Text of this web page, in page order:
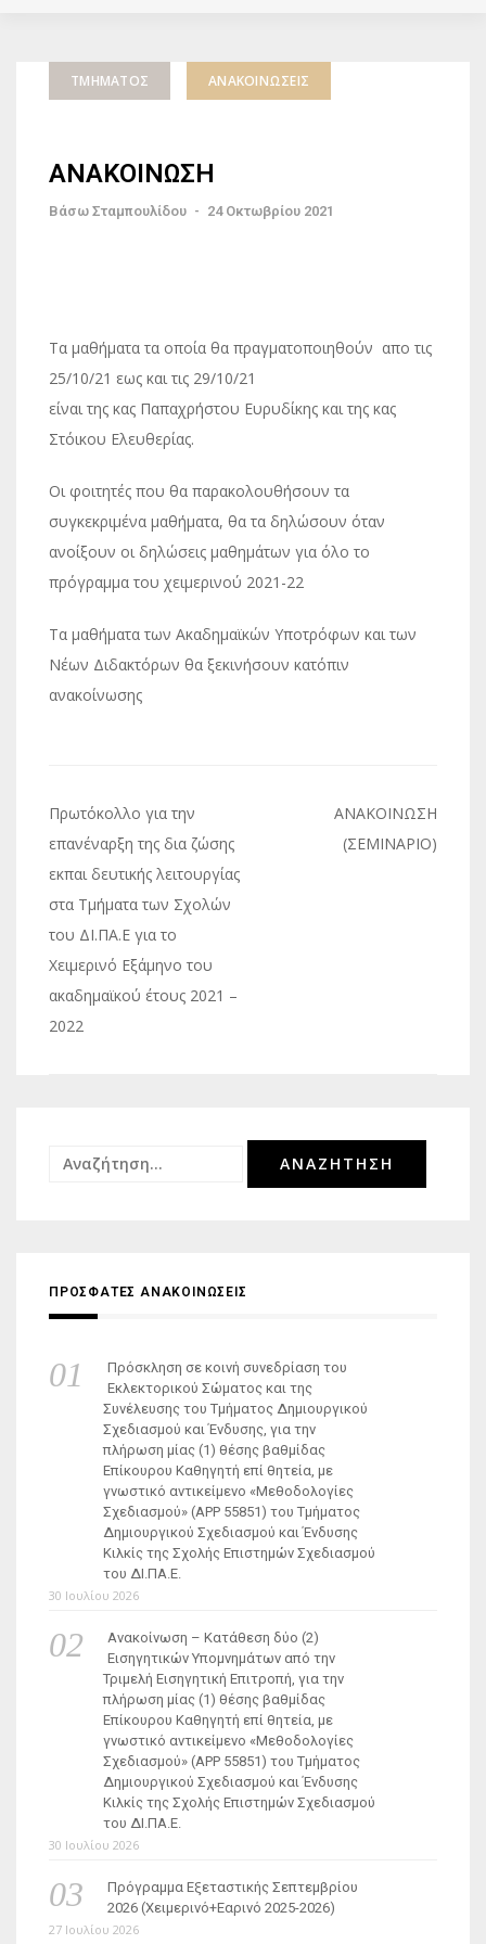
ΤΜΉΜΑΤΟΣ ΑΝΑΚΟΙΝΏΣΕΙΣ
ΑΝΑΚΟΙΝΩΣΗ
Βάσω Σταμπουλίδου - 24 Οκτωβρίου 2021
Τα μαθήματα τα οποία θα πραγματοποιηθούν απο τις
25/10/21 εως και τις 29/10/21
είναι της κας Παπαχρήστου Ευρυδίκης και της κας
Στόικου Ελευθερίας.
Οι φοιτητές που θα παρακολουθήσουν τα
συγκεκριμένα μαθήματα, θα τα δηλώσουν όταν
ανοίξουν οι δηλώσεις μαθημάτων για όλο το
πρόγραμμα του χειμερινού 2021-22
Τα μαθήματα των Ακαδημαϊκών Υποτρόφων και των
Νέων Διδακτόρων θα ξεκινήσουν κατόπιν
ανακοίνωσης
Πλοήγηση
άρθρων
Πρωτόκολλο για την
επανέναρξη της δια ζώσης
εκπαι δευτικής λειτουργίας
στα Τμήματα των Σχολών
του ΔΙ.ΠΑ.Ε για το
Χειμερινό Εξάμηνο του
ακαδημαϊκού έτους 2021 –
2022
ΑΝΑΚΟΙΝΩΣΗ
(ΣΕΜΙΝΑΡΙΟ)
Αναζήτηση
ΠΡΟΣΦΑΤΕΣ ΑΝΑΚΟΙΝΩΣΕΙΣ
Πρόσκληση σε κοινή συνεδρίαση του
Εκλεκτορικού Σώματος και της
Συνέλευσης του Τμήματος Δημιουργικού
Σχεδιασμού και Ένδυσης, για την
πλήρωση μίας (1) θέσης βαθμίδας
Επίκουρου Καθηγητή επί θητεία, με
γνωστικό αντικείμενο «Μεθοδολογίες
Σχεδιασμού» (ΑΡΡ 55851) του Τμήματος
Δημιουργικού Σχεδιασμού και Ένδυσης
Κιλκίς της Σχολής Επιστημών Σχεδιασμού
του ΔΙ.ΠΑ.Ε.
30 Ιουλίου 2026
Ανακοίνωση – Κατάθεση δύο (2)
Εισηγητικών Υπομνημάτων από την
Τριμελή Εισηγητική Επιτροπή, για την
πλήρωση μίας (1) θέσης βαθμίδας
Επίκουρου Καθηγητή επί θητεία, με
γνωστικό αντικείμενο «Μεθοδολογίες
Σχεδιασμού» (ΑΡΡ 55851) του Τμήματος
Δημιουργικού Σχεδιασμού και Ένδυσης
Κιλκίς της Σχολής Επιστημών Σχεδιασμού
του ΔΙ.ΠΑ.Ε.
30 Ιουλίου 2026
Πρόγραμμα Εξεταστικής Σεπτεμβρίου
2026 (Χειμερινό+Εαρινό 2025-2026)
27 Ιουλίου 2026